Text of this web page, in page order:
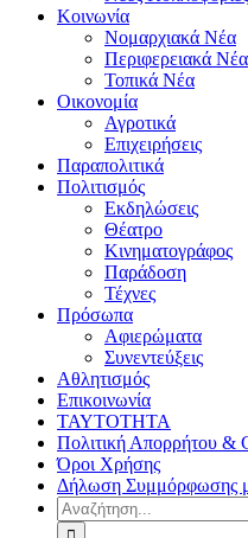
Κοινωνία
Νομαρχιακά Νέα
Περιφερειακά Νέα
Τοπικά Νέα
Οικονομία
Αγροτικά
Επιχειρήσεις
Παραπολιτικά
Πολιτισμός
Εκδηλώσεις
Θέατρο
Κινηματογράφος
Παράδοση
Τέχνες
Πρόσωπα
Αφιερώματα
Συνεντεύξεις
Αθλητισμός
Επικοινωνία
ΤΑΥΤΟΤΗΤΑ
Πολιτική Απορρήτου &
Όροι Χρήσης
Δήλωση Συμμόρφωσης
Αναζήτηση
για: